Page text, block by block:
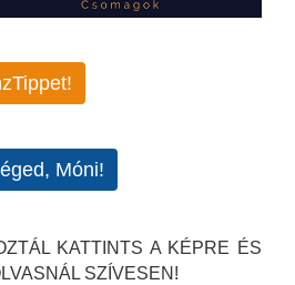
Móni!
KATTINTS A KÉPRE ÉS
SZÍVESEN!